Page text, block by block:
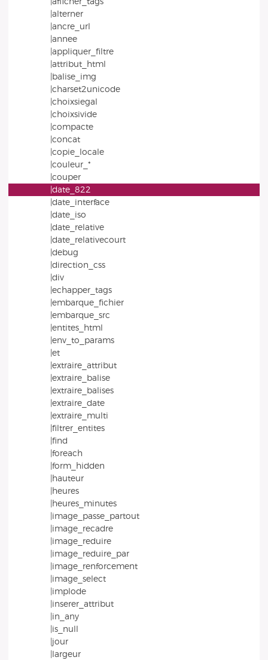
|alterner
|ancre_url
|annee
|appliquer_filtre
|attribut_html
|balise_img
|charset2unicode
|choixsiegal
|choixsivide
|compacte
|concat
|copie_locale
|couleur_*
|couper
|date_822
|date_interface
|date_iso
|date_relative
|date_relativecourt
|debug
|direction_css
|div
|echapper_tags
|embarque_fichier
|embarque_src
|entites_html
|env_to_params
|et
|extraire_attribut
|extraire_balise
|extraire_balises
|extraire_date
|extraire_multi
|filtrer_entites
|find
|foreach
|form_hidden
|hauteur
|heures
|heures_minutes
|image_passe_partout
|image_recadre
|image_reduire
|image_reduire_par
|image_renforcement
|image_select
|implode
|inserer_attribut
|in_any
|is_null
|jour
|largeur